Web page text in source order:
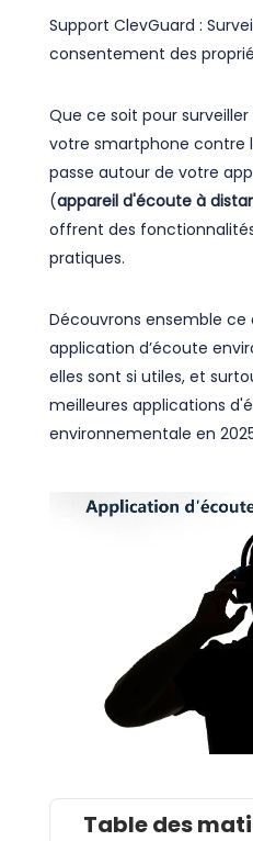
Support ClevGuard :
consentement des
Que ce soit pour
votre smartphone contre
passe autour de votre
(appareil d'écoute à
offrent des
pratiques.
Découvrons ensemble ce
application d’écoute
elles sont si utiles, et
meilleures applications
environnementale en
Table des